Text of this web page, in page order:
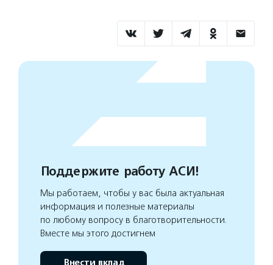
Поддержите работу АСИ!
Мы работаем, чтобы у вас была актуальная
информация и полезные материалы
по любому вопросу в благотворительности.
Вместе мы этого достигнем